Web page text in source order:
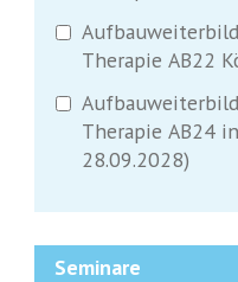
Therapie AB22
Therapie AB24
28.09.2028)
Seminare